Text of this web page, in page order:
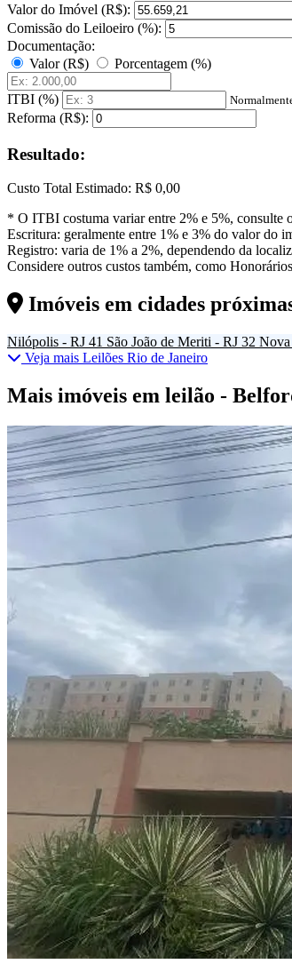
Valor do Imóvel (R$):
Comissão do Leiloeiro (%):
Documentação:
Valor (R$)
Porcentagem (%)
ITBI (%)
Reforma (R$):
Resultado:
Custo Total Estimado: R$ 0,00
* O ITBI costuma variar entre 2% e 5%, consulte
Escritura: geralmente entre 1% e 3% do valor do
Registro: varia de 1% a 2%, dependendo da
Considere outros custos também, como
Imóveis em cidades
Nilópolis - RJ 41 São João de Meriti - RJ 32
Veja mais Leilões Rio de Janeiro
Mais imóveis em leilão -